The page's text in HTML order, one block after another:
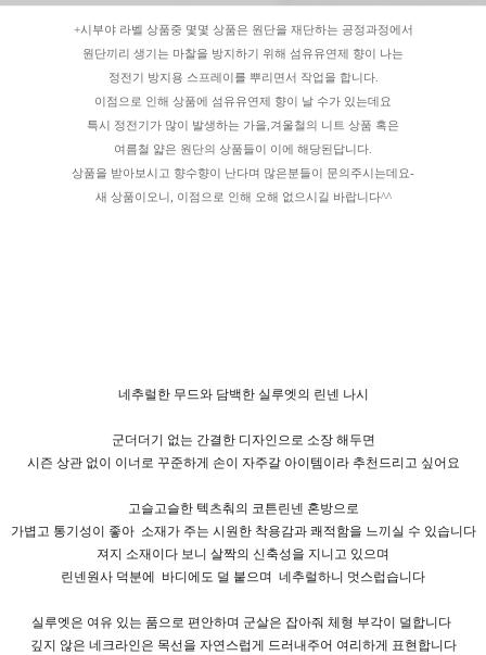
+시부야 라벨 상품중 몇몇 상품은 원단을 재단하는 공정과정에서
원단끼리 생기는 마찰을 방지하기 위해 섬유유연제 향이 나는
정전기 방지용 스프레이를 뿌리면서 작업을 합니다.
이점으로 인해 상품에 섬유유연제 향이 날 수가 있는데요
특시 정전기가 많이 발생하는 가을,겨울철의 니트 상품 혹은
여름철 얇은 원단의 상품들이 이에 해당된답니다.
상품을 받아보시고 향수향이 난다며 많은분들이 문의주시는데요-
새 상품이오니, 이점으로 인해 오해 없으시길 바랍니다^^
네추럴한 무드와 담백한 실루엣의 린넨 나시
군더더기 없는 간결한 디자인으로 소장 해두면
시즌 상관 없이 이너로 꾸준하게 손이 자주갈 아이템이라 추천드리고 싶어요
고슬고슬한 텍츠춰의 코튼린넨 혼방으로
가볍고 통기성이 좋아 소재가 주는 시원한 착용감과 쾌적함을 느끼실 수 있습니다
져지 소재이다 보니 살짝의 신축성을 지니고 있으며
린넨원사 덕분에
바디에도 덜 붙으며 네추럴하니 멋스럽습니다
실루엣은 여유 있는 품으로 편안하며 군살은 잡아줘 체형 부각이 덜합니다
깊지 않은 네크라인은 목선을 자연스럽게 드러내주어 여리하게 표현합니다